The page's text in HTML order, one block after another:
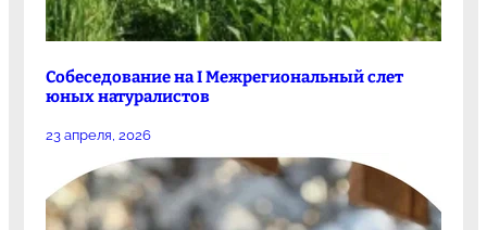
Собеседование на I Межрегиональный слет
юных натуралистов
23 апреля, 2026